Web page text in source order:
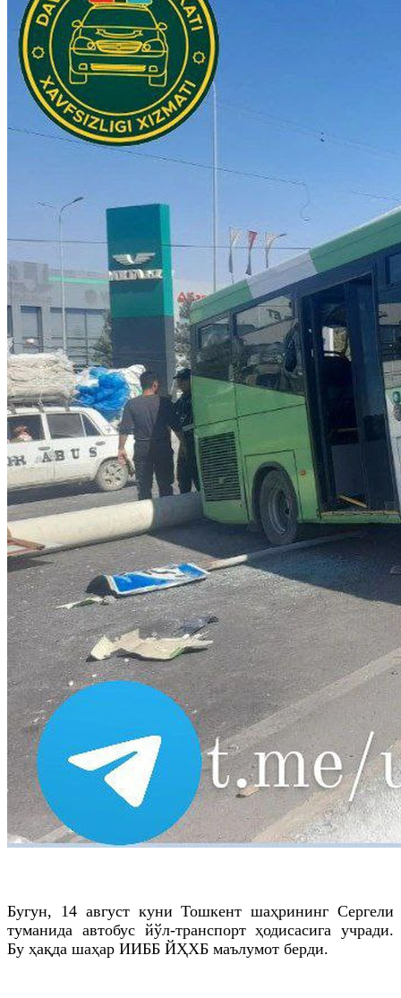
Бугун, 14 август куни Тошкент шаҳрининг Сергели
туманида автобус йўл-транспорт ҳодисасига учради.
Бу ҳақда шаҳар ИИББ ЙҲХБ маълумот берди.